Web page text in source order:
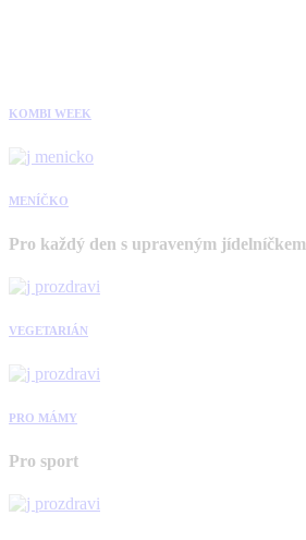
KOMBI WEEK
MENÍČKO
Pro každý den s upraveným jídelníčkem
VEGETARIÁN
PRO MÁMY
Pro sport